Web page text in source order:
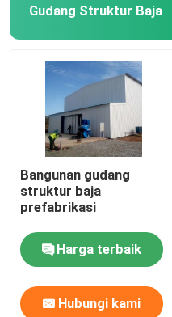
Gudang Struktur Baja
Bangunan gudang
struktur baja
prefabrikasi
Harga terbaik
Hubungi kami